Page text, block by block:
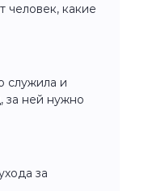
человек, какие
служила и
за ней нужно
за